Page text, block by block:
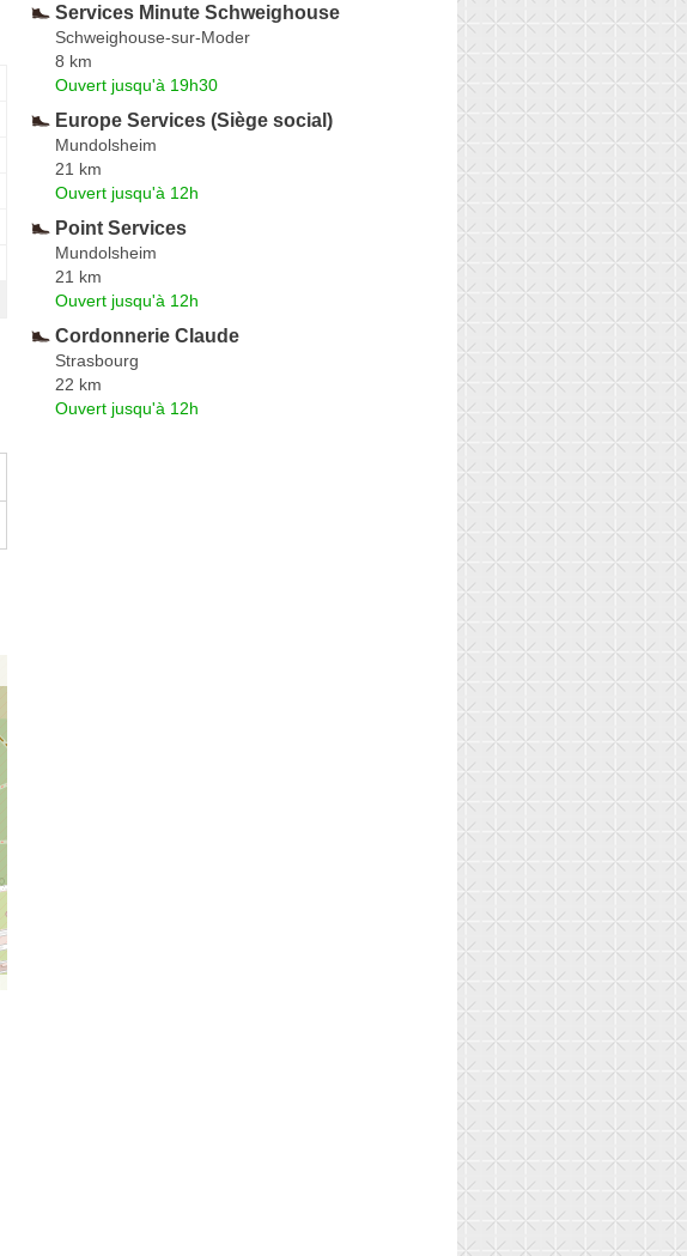
Services Minute Schweighouse
Schweighouse-sur-Moder
8 km
Ouvert jusqu'à 19h30
Europe Services (Siège social)
Mundolsheim
21 km
Ouvert jusqu'à 12h
Point Services
Mundolsheim
21 km
Ouvert jusqu'à 12h
Cordonnerie Claude
Strasbourg
22 km
Ouvert jusqu'à 12h